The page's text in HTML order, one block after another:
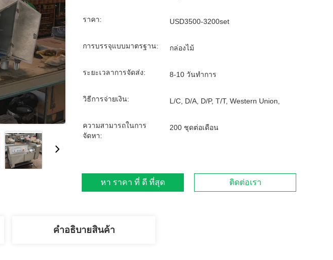
ราคา: USD3500-3200set
การบรรจุแบบมาตรฐาน: กล่องไม้
ระยะเวลาการจัดส่ง: 8-10 วันทำการ
วิธีการจ่ายเงิน: L/C, D/A, D/P, T/T, Western Union,
ความสามารถในการ
จัดหา:
200 ชุดต่อเดือน
หา ราคา ที่ ดี ที่สุด ติดต่อเรา
คําอธิบายสินค้า